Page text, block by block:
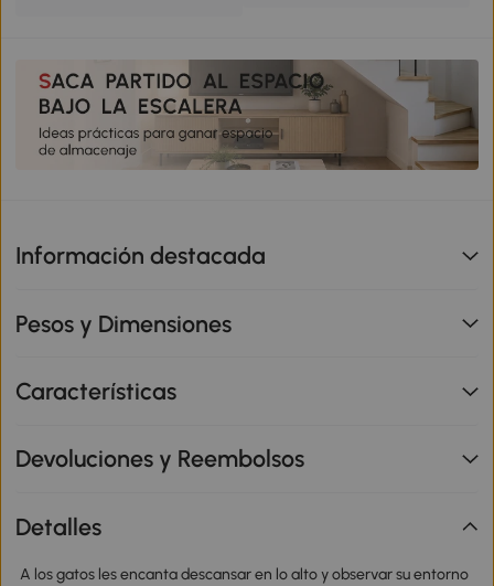
Información destacada
Pesos y Dimensiones
Características
Devoluciones y Reembolsos
Detalles
A los gatos les encanta descansar en lo alto y observar su entorno